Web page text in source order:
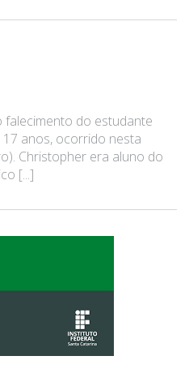
falecimento do estudante
anos, ocorrido nesta
Christopher era aluno do
[...]